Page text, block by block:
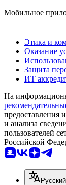
Мобильное
Этика и
Оказание
Защита
ИТ
На
предоставления
и анализа
пользователей
Российской
Русский